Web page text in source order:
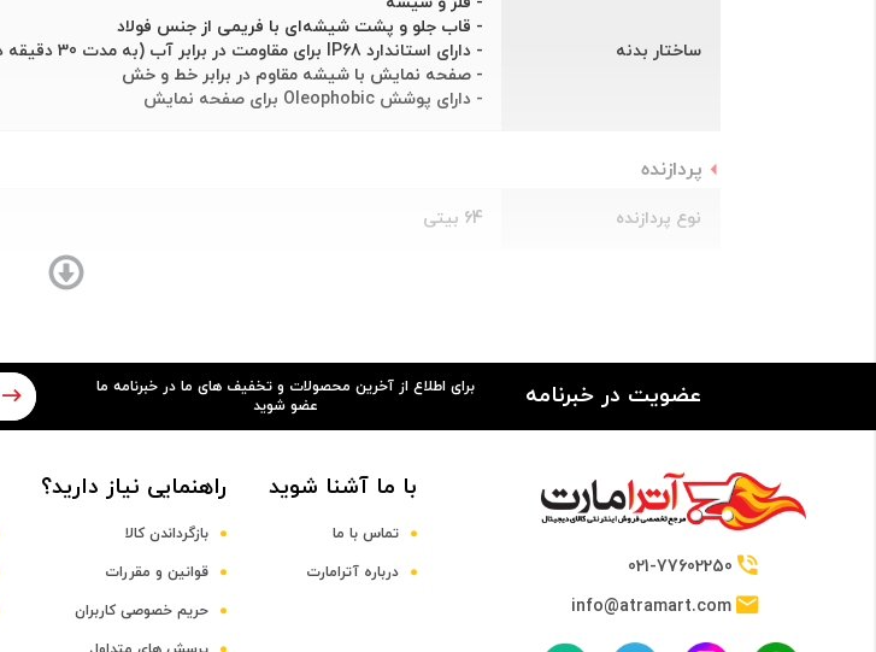
ساختار بدنه
- قاب جلو و پشت شیشه‌ای با فریمی از جنس فولاد
- دارای استاندارد IP68 برای مقاومت در برابر آب (به مدت 30 دقیقه در عمق 4 متر)
- صفحه نمایش با شیشه مقاوم در برابر خط و خش
- دارای پوشش Oleophobic برای صفحه نمایش
پردازنده
نوع پردازنده 64 بیتی
صفحه نمایش
سایز صفحه نمایش
صفحه نمایش رنگی
صفحه نمایش لمسی
عضویت در خبرنامه
برای اطلاع از آخرین محصولات و تخفیف های ما در خبرنامه ما
عضو شوید
021-77602250
info@atramart.com
با ما آشنا شوید
تماس با ما
درباره آترامارت
راهنمایی نیاز دارید؟
بازگرداندن کالا
قوانین و مقررات
حریم خصوصی کاربران